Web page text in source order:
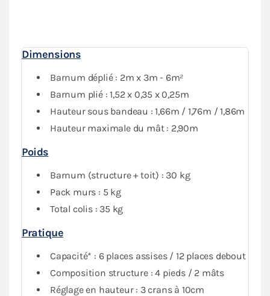
conservant de la visibilité grâce au PVC transparent
des fenêtres.
Dimensions
Barnum déplié : 2m x 3m - 6m²
Barnum plié : 1,52 x 0,35 x 0,25m
Hauteur sous bandeau : 1,66m / 1,76m / 1,86m
Hauteur maximale du mât : 2,90m
Poids
Barnum (structure + toit) : 30 kg
Pack murs : 5 kg
Total colis : 35 kg
Pratique
Capacité* : 6 places assises / 12 places debout
Composition structure : 4 pieds / 2 mâts
Réglage en hauteur : 3 crans à 10cm